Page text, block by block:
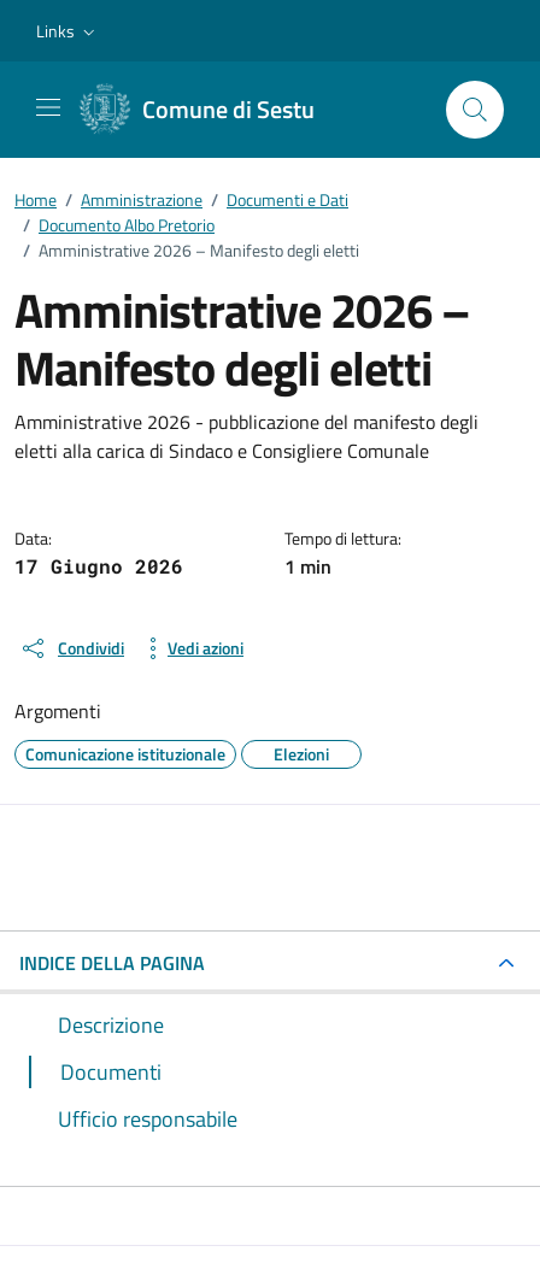
Links
Comune di Sestu
Home / Amministrazione / Documenti e Dati
/ Documento Albo Pretorio
/ Amministrative 2026 – Manifesto degli eletti
Amministrative 2026 –
Manifesto degli eletti
Dettagli del documento
Amministrative 2026 - pubblicazione del manifesto degli
eletti alla carica di Sindaco e Consigliere Comunale
Data:
17 Giugno 2026
Tempo di lettura:
1 min
Condividi Vedi azioni
Argomenti
Comunicazione istituzionale Elezioni
INDICE DELLA PAGINA
Descrizione
Documenti
Ufficio responsabile